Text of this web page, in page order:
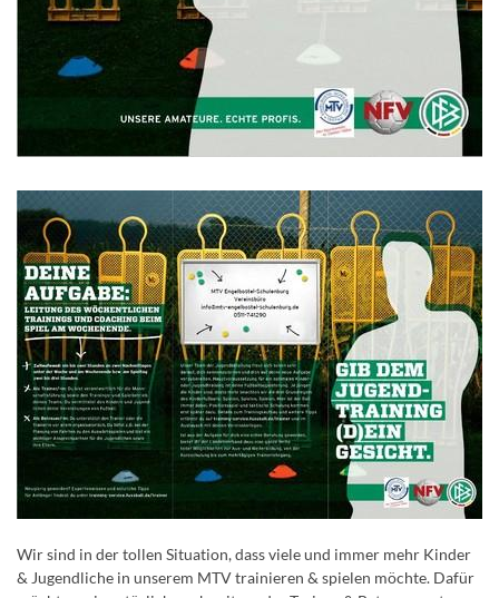
Wir sind in der tollen Situation, dass viele und immer mehr Kinder
& Jugendliche in unserem MTV trainieren & spielen möchte. Dafür